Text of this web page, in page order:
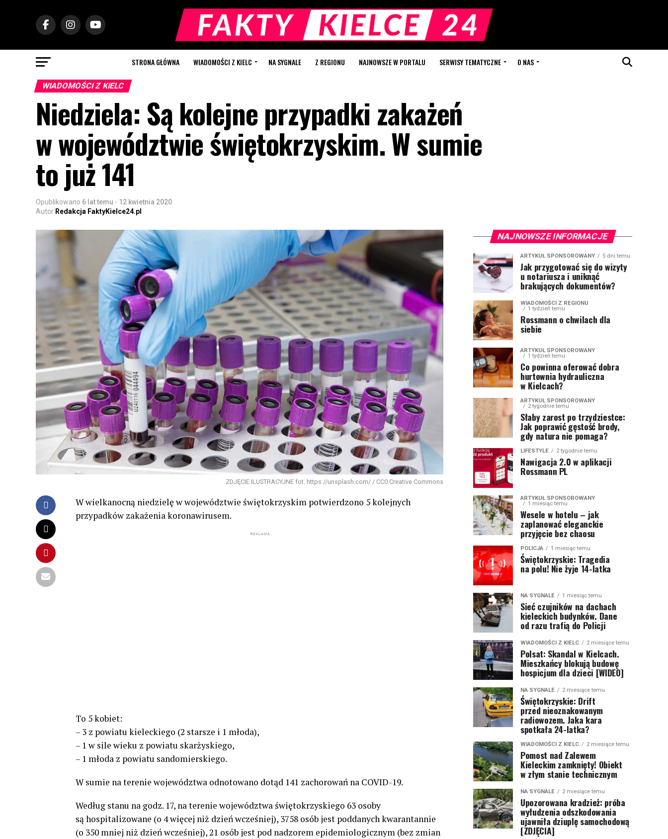
STRONA GŁÓWNA WIADOMOŚCI Z KIELC NA SYGNALE Z REGIONU NAJNOWSZE W PORTALU SERWISY TEMATYCZNE O NAS
WIADOMOŚCI Z KIELC
Niedziela: Są kolejne przypadki zakażeń
w województwie świętokrzyskim. W sumie
to już 141
Opublikowano 6 lat temu - 12 kwietnia 2020
Autor Redakcja FaktyKielce24.pl
ZDJĘCIE ILUSTRACYJNE fot. https://unsplash.com/ / CC0 Creative Commons
W wielkanocną niedzielę w województwie świętokrzyskim potwierdzono 5 kolejnych
przypadków zakażenia koronawirusem.
To 5 kobiet:
– 3 z powiatu kieleckiego (2 starsze i 1 młoda),
– 1 w sile wieku z powiatu skarżyskiego,
– 1 młoda z powiatu sandomierskiego.
W sumie na terenie województwa odnotowano dotąd 141 zachorowań na COVID-19.
Według stanu na godz. 17, na terenie województwa świętokrzyskiego 63 osoby
są hospitalizowane (o 4 więcej niż dzień wcześniej), 3758 osób jest poddanych kwarantannie
(o 350 mniej niż dzień wcześniej), 21 osób jest pod nadzorem epidemiologicznym (bez zmian
NAJNOWSZE INFORMACJE
ARTYKUŁ SPONSOROWANY 5 dni temu
Jak przygotować się do wizyty
u notariusza i uniknąć
brakujących dokumentów?
WIADOMOŚCI Z REGIONU
1 tydzień temu
Rossmann o chwilach dla
siebie
ARTYKUŁ SPONSOROWANY
1 tydzień temu
Co powinna oferować dobra
hurtownia hydrauliczna
w Kielcach?
ARTYKUŁ SPONSOROWANY
2 tygodnie temu
Słaby zarost po trzydziestce:
Jak poprawić gęstość brody,
gdy natura nie pomaga?
LIFESTYLE 2 tygodnie temu
Nawigacja 2.0 w aplikacji
Rossmann PL
ARTYKUŁ SPONSOROWANY
1 miesiąc temu
Wesele w hotelu – jak
zaplanować eleganckie
przyjęcie bez chaosu
POLICJA 1 miesiąc temu
Świętokrzyskie: Tragedia
na polu! Nie żyje 14-latka
NA SYGNALE 1 miesiąc temu
Sieć czujników na dachach
kieleckich budynków. Dane
od razu trafią do Policji
WIADOMOŚCI Z KIELC 2 miesiące temu
Polsat: Skandal w Kielcach.
Mieszkańcy blokują budowę
hospicjum dla dzieci [WIDEO]
NA SYGNALE 2 miesiące temu
Świętokrzyskie: Drift
przed nieoznakowanym
radiowozem. Jaka kara
spotkała 24-latka?
WIADOMOŚCI Z KIELC 2 miesiące temu
Pomost nad Zalewem
Kieleckim zamknięty! Obiekt
w złym stanie technicznym
NA SYGNALE 2 miesiące temu
Upozorowana kradzież: próba
wyłudzenia odszkodowania
ujawniła dziuplę samochodową
[ZDJĘCIA]